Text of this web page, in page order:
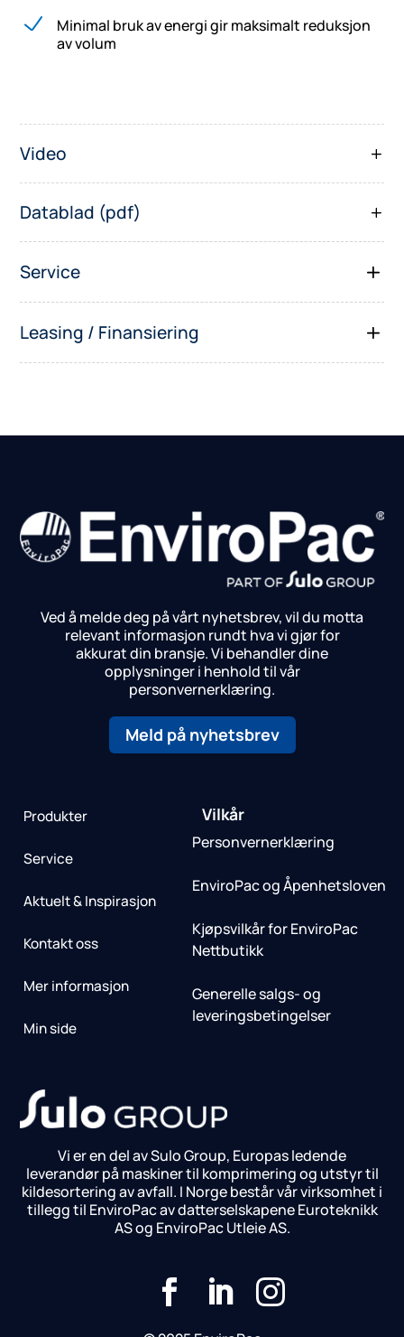
Minimal bruk av energi gir maksimalt reduksjon
av volum
Video
Datablad (pdf)
Service
Leasing / Finansiering
Ved å melde deg på vårt nyhetsbrev, vil du motta
relevant informasjon rundt hva vi gjør for
akkurat din bransje.Vi behandler dine
opplysninger i henhold til vår
personvernerklæring.
Meld på nyhetsbrev
Produkter
Service
Aktuelt & Inspirasjon
Kontakt oss
Mer informasjon
Min side
Vilkår
Personvernerklæring
EnviroPac og Åpenhetsloven
Kjøpsvilkår for EnviroPac
Nettbutikk
Generelle salgs- og
leveringsbetingelser
Vi er en del av Sulo Group, Europas ledende
leverandør på maskiner til komprimering og utstyr til
kildesortering av avfall. I Norge består vår virksomhet i
tillegg til EnviroPac av datterselskapene Euroteknikk
AS og EnviroPac Utleie AS.
  